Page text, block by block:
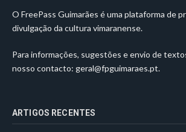
O FreePass Guimarães é uma plataforma de
divulgação da cultura vimaranense.
Para informações, sugestões e envio de
nosso contacto: geral@fpguimaraes.pt.
ARTIGOS RECENTES